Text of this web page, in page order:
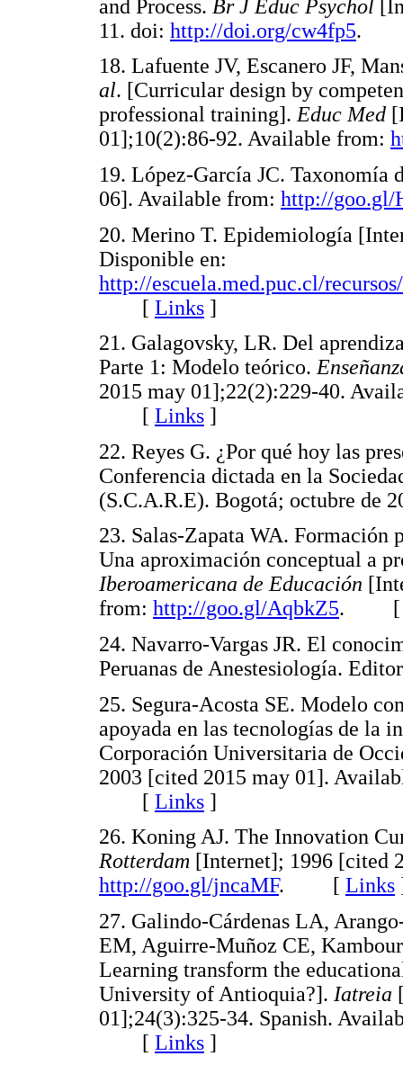
and Process. Br J Educ Psychol
11. doi: http://doi.org/cw4fp5.
18. Lafuente JV, Escanero JF,
al. [Curricular design by
professional training]. Educ Med
01];10(2):86-92. Available from:
19. López-García JC.
06]. Available from: http://goo.gl/
20. Merino T. Epidemiología
Disponible en:
http://escuela.med.puc.cl/
[ Links ]
21. Galagovsky, LR. Del
Parte 1: Modelo teórico.
2015 may 01];22(2):229-40.
[ Links ]
22. Reyes G. ¿Por qué hoy las
Conferencia dictada en la
(S.C.A.R.E). Bogotá; octubre
23. Salas-Zapata WA. Formación
Una aproximación conceptual a
Iberoamericana de Educación
from: http://goo.gl/AqbkZ5.
24. Navarro-Vargas JR. El
Peruanas de Anestesiología.
25. Segura-Acosta SE. Modelo
apoyada en las tecnologías de la
Corporación Universitaria de
2003 [cited 2015 may 01].
[ Links ]
26. Koning AJ. The Innovation
Rotterdam [Internet]; 1996 [cited
http://goo.gl/jncaMF. [ Links
27. Galindo-Cárdenas LA,
EM, Aguirre-Muñoz CE,
Learning transform the
University of Antioquia?]. Iatreia
01];24(3):325-34. Spanish.
[ Links ]